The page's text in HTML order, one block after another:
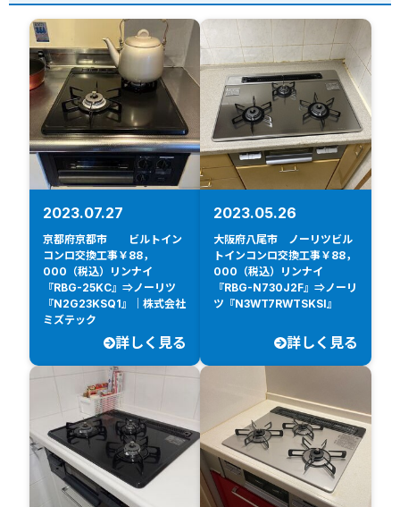
2023.07.27
京都府京都市 ビルトイン
コンロ交換工事￥88，
000（税込）リンナイ
『RBG-25KC』⇒ノーリツ
『N2G23KSQ1』｜株式会社
ミズテック
詳しく見る
2023.05.26
大阪府八尾市 ノーリツビル
トインコンロ交換工事￥88，
000（税込）リンナイ
『RBG-N730J2F』⇒ノーリ
ツ『N3WT7RWTSKSI』
詳しく見る